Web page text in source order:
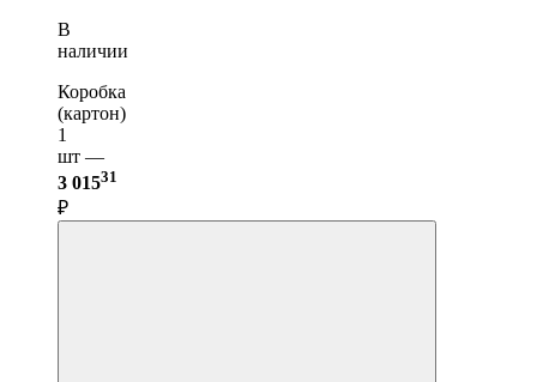
В
наличии
Коробка
(картон)
1
шт —
3 01531
₽